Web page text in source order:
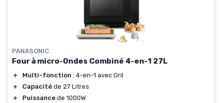
PANASONIC
Four à micro-Ondes Combiné 4-en-1 27L
＋ Multi-fonction : 4-en-1 avec Gril
＋
Capacité de 27 Litres
＋
Puissance de 1000W